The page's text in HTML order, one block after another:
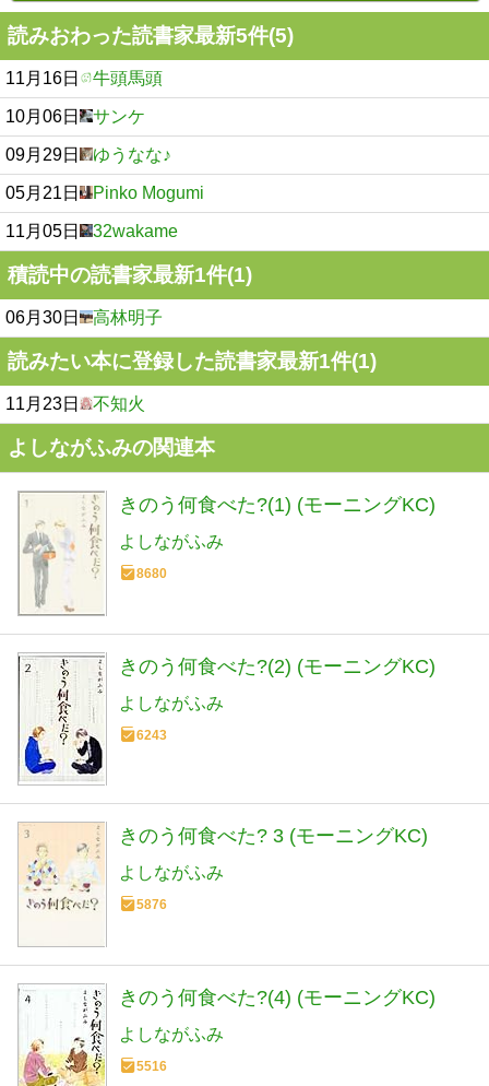
読みおわった読書家最新5件(5)
11月16日 牛頭馬頭
10月06日 サンケ
09月29日 ゆうなな♪
05月21日 Pinko Mogumi
11月05日 32wakame
積読中の読書家最新1件(1)
06月30日 高林明子
読みたい本に登録した読書家最新1件(1)
11月23日 不知火
よしながふみの関連本
きのう何食べた?(1) (モーニングKC)
よしながふみ
8680
きのう何食べた?(2) (モーニングKC)
よしながふみ
6243
きのう何食べた? 3 (モーニングKC)
よしながふみ
5876
きのう何食べた?(4) (モーニングKC)
よしながふみ
5516